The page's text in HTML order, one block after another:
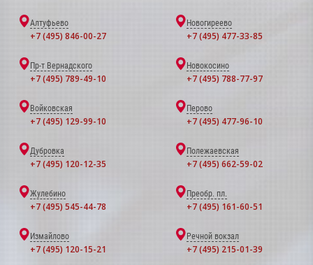
Алтуфьево
+7 (495) 846-00-27
Новогиреево
+7 (495) 477-33-85
Пр-т Вернадского
+7 (495) 789-49-10
Новокосино
+7 (495) 788-77-97
Войковская
+7 (495) 129-99-10
Перово
+7 (495) 477-96-10
Дубровка
+7 (495) 120-12-35
Полежаевская
+7 (495) 662-59-02
Жулебино
+7 (495) 545-44-78
Преобр. пл.
+7 (495) 161-60-51
Измайлово
+7 (495) 120-15-21
Речной вокзал
+7 (495) 215-01-39